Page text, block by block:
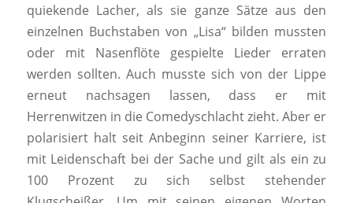
quiekende Lacher, als sie ganze Sätze aus den
einzelnen Buchstaben von „Lisa“ bilden mussten
oder mit Nasenflöte gespielte Lieder erraten
werden sollten. Auch musste sich von der Lippe
erneut nachsagen lassen, dass er mit
Herrenwitzen in die Comedyschlacht zieht. Aber er
polarisiert halt seit Anbeginn seiner Karriere, ist
mit Leidenschaft bei der Sache und gilt als ein zu
100 Prozent zu sich selbst stehender